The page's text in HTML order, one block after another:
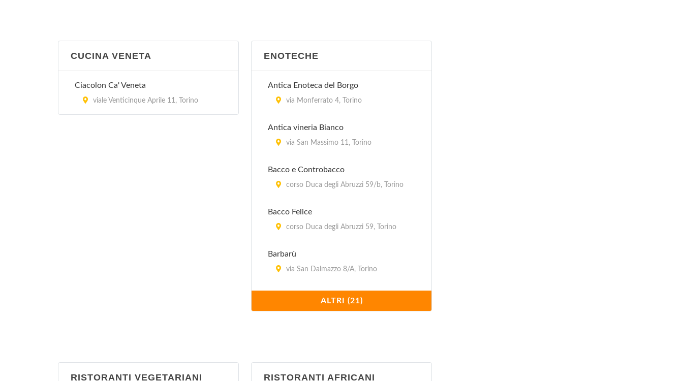
CUCINA VENETA
Ciacolon Ca' Veneta
viale Venticinque Aprile 11, Torino
ENOTECHE
Antica Enoteca del Borgo
via Monferrato 4, Torino
Antica vineria Bianco
via San Massimo 11, Torino
Bacco e Controbacco
corso Duca degli Abruzzi 59/b, Torino
Bacco Felice
corso Duca degli Abruzzi 59, Torino
Barbarù
via San Dalmazzo 8/A, Torino
Brasserie Lutece
piazza Carlo Emanuele II 21, Torino
ALTRI (21)
RISTORANTI VEGETARIANI RISTORANTI AFRICANI